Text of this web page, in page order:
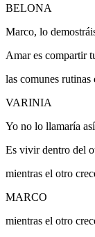
BELONA
Marco, lo
Amar es compartir
las comunes rutinas
VARINIA
Yo no lo llamaría
Es vivir dentro del
mientras el otro
MARCO
mientras el otro